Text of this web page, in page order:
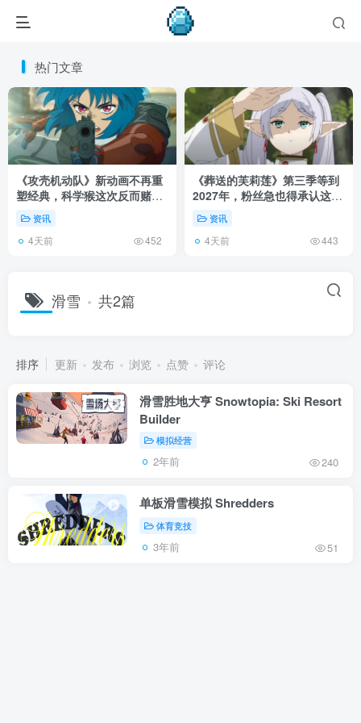
热门文章
《攻壳机动队》新动画不再重
塑经典，科学猴这次反而赌对
了！资讯
4天前 452
《葬送的芙莉莲》第三季等到
2027年，粉丝急也得承认这次
慢得有道理！
资讯
4天前 443
滑雪 共2篇
排序 更新 发布 浏览 点赞 评论
滑雪胜地大亨 Snowtopia: Ski Resort
Builder
模拟经营
2年前 240
单板滑雪模拟 Shredders
体育竞技
3年前 51